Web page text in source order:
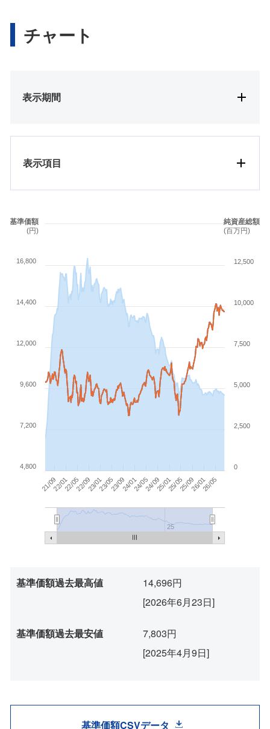
チャート
表示期間
表示項目
基準価額
(円)
純資産総額
(百万円)
22/01 23/01 24/01 25/01 26/01
21/09 22/0522/09 23/0523/09 24/0524/09 25/0525/09 26/05
25
0
2,500
5,000
7,500
10,000
12,500
4,800
7,200
9,600
12,000
14,400
16,800
基準価額過去最高値
14,696円
[2026年6月23日]
基準価額過去最安値
7,803円
[2025年4月9日]
基準価額CSVデータ